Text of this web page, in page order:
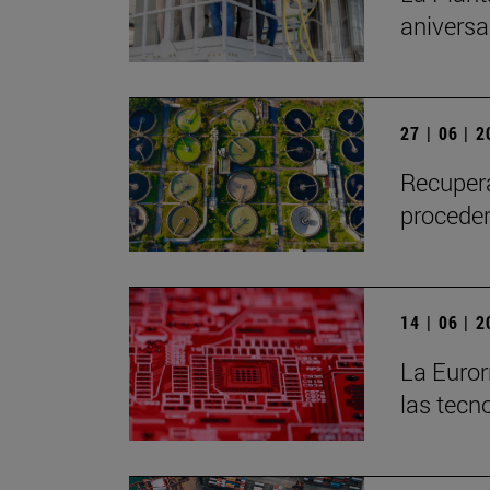
27 | 06 |
14 | 06 |
La
las